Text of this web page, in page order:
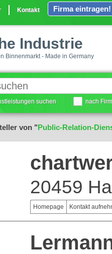
Kontakt Firma eintragen!
Industrie
Binnenmarkt - Made in Germany
suchen nach
von "Public-Relation-
20459
Homepage Kontakt